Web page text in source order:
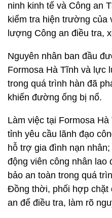
ninh kinh tế và Công an
kiểm tra hiện trường của
lượng Công an điều tra,
Nguyên nhân ban đầu
Formosa Hà Tĩnh và lực
trong quá trình hàn đã
khiến đường ống bị nổ.
Làm việc tại Formosa
tỉnh yêu cầu lãnh đạo
hỗ trợ gia đình nạn
động viên công nhân lao
bảo an toàn trong quá
Đồng thời, phối hợp
an để điều tra, làm rõ